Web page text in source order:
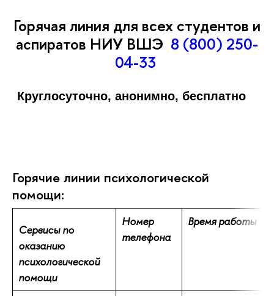
Горячая линия для всех студентов и
аспиратов НИУ ВШЭ 8 (800) 250-
04-33
Круглосуточно, анонимно, бесплатно
Горячие линии психологической
помощи:
Сервисы по
оказанию
психологической
помощи
Номер
телефона
Время работы